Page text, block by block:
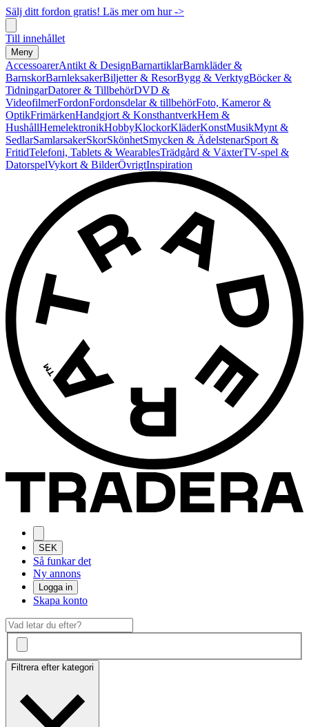
Sälj ditt fordon gratis! Läs mer om hur ->
Till innehållet
Meny
AccessoarerAntikt & DesignBarnartiklarBarnkläder &
BarnskorBarnleksakerBiljetter & ResorBygg & VerktygBöcker &
TidningarDatorer & TillbehörDVD &
VideofilmerFordonFordonsdelar & tillbehörFoto, Kameror &
OptikFrimärkenHandgjort & KonsthantverkHem &
HushållHemelektronikHobbyKlockorKläderKonstMusikMynt &
SedlarSamlarsakerSkorSkönhetSmycken & ÄdelstenarSport &
FritidTelefoni, Tablets & WearablesTrädgård & VäxterTV-spel &
DatorspelVykort & BilderÖvrigtInspiration
SEK
Så funkar det
Ny annons
Logga in
Skapa konto
Filtrera efter kategori